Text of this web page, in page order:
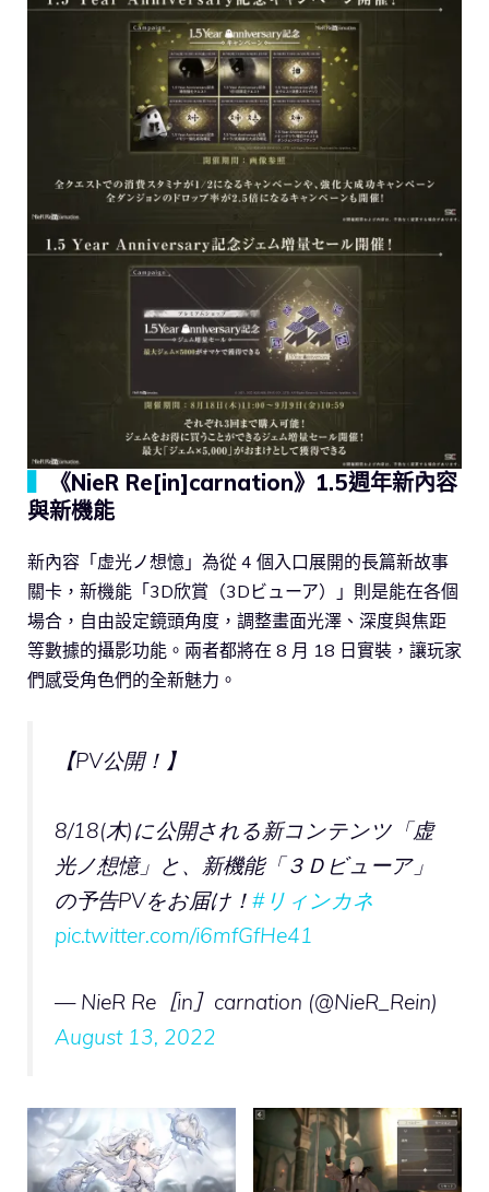
《NieR Re[in]carnation》1.5週年新內容
與新機能
新內容「虚光ノ想憶」為從 4 個入口展開的長篇新故事
關卡，新機能「3D欣賞（3Dビューア）」則是能在各個
場合，自由設定鏡頭角度，調整畫面光澤、深度與焦距
等數據的攝影功能。兩者都將在 8 月 18 日實裝，讓玩家
們感受角色們的全新魅力。
【PV公開！】
8/18(木)に公開される新コンテンツ「虚
光ノ想憶」と、新機能「３Ｄビューア」
の予告PVをお届け！ #リィンカネ
pic.twitter.com/i6mfGfHe41
— NieR Re［in］carnation (@NieR_Rein)
August 13, 2022